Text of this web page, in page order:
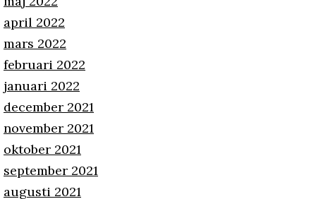
april 2022
mars 2022
februari 2022
januari 2022
december 2021
november 2021
oktober 2021
september 2021
augusti 2021